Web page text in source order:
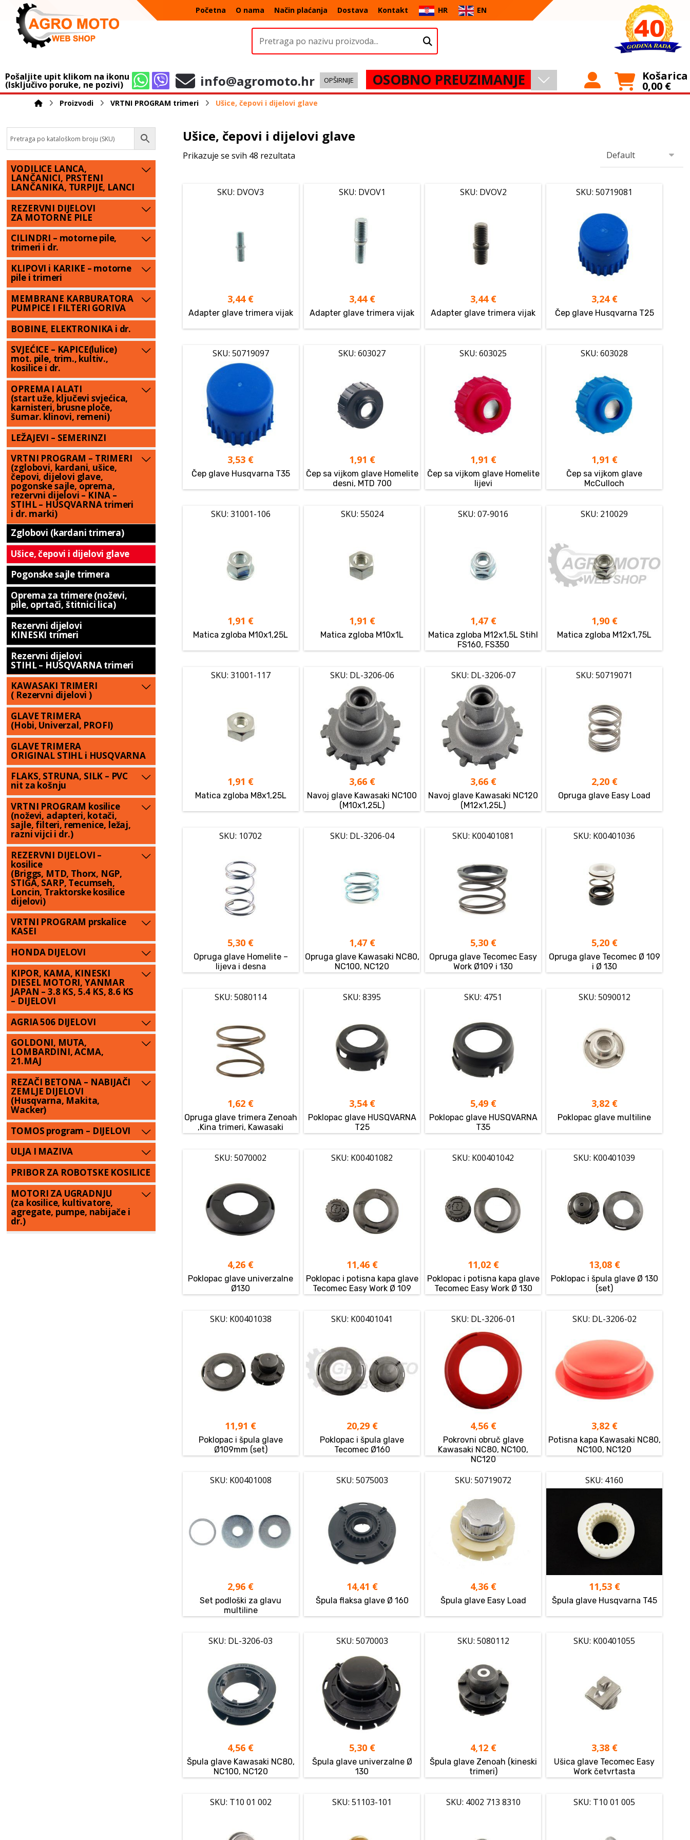
Početna O nama Način plaćanja Dostava Kontakt HR EN
Pošaljite upit klikom na ikonu
(Isključivo poruke, ne pozivi) info@agromoto.hr OPŠIRNIJE OSOBNO PREUZIMANJE Košarica
0,00 €
Proizvodi VRTNI PROGRAM trimeri Ušice, čepovi i dijelovi glave
Ušice, čepovi i dijelovi glave
Prikazuje se svih 48 rezultata
SKU: DVOV3
3,44 €
Adapter glave trimera vijak
SKU: DVOV1
3,44 €
Adapter glave trimera vijak
SKU: DVOV2
3,44 €
Adapter glave trimera vijak
SKU: 50719081
3,24 €
Čep glave Husqvarna T25
SKU: 50719097
3,53 €
Čep glave Husqvarna T35
SKU: 603027
1,91 €
Čep sa vijkom glave Homelite
desni, MTD 700
SKU: 603025
1,91 €
Čep sa vijkom glave Homelite
lijevi
SKU: 603028
1,91 €
Čep sa vijkom glave
McCulloch
SKU: 31001-106
1,91 €
Matica zgloba M10x1,25L
SKU: 55024
1,91 €
Matica zgloba M10x1L
SKU: 07-9016
1,47 €
Matica zgloba M12x1,5L Stihl
FS160, FS350
SKU: 210029
1,90 €
Matica zgloba M12x1,75L
SKU: 31001-117
1,91 €
Matica zgloba M8x1,25L
SKU: DL-3206-06
3,66 €
Navoj glave Kawasaki NC100
(M10x1,25L)
SKU: DL-3206-07
3,66 €
Navoj glave Kawasaki NC120
(M12x1,25L)
SKU: 50719071
2,20 €
Opruga glave Easy Load
SKU: 10702
5,30 €
Opruga glave Homelite –
lijeva i desna
SKU: DL-3206-04
1,47 €
Opruga glave Kawasaki NC80,
NC100, NC120
SKU: K00401081
5,30 €
Opruga glave Tecomec Easy
Work Ø109 i 130
SKU: K00401036
5,20 €
Opruga glave Tecomec Ø 109
i Ø 130
SKU: 5080114
1,62 €
Opruga glave trimera Zenoah
,Kina trimeri, Kawasaki
SKU: 8395
3,54 €
Poklopac glave HUSQVARNA
T25
SKU: 4751
5,49 €
Poklopac glave HUSQVARNA
T35
SKU: 5090012
3,82 €
Poklopac glave multiline
SKU: 5070002
4,26 €
Poklopac glave univerzalne
Ø130
SKU: K00401082
11,46 €
Poklopac i potisna kapa glave
Tecomec Easy Work Ø 109
SKU: K00401042
11,02 €
Poklopac i potisna kapa glave
Tecomec Easy Work Ø 130
SKU: K00401039
13,08 €
Poklopac i špula glave Ø 130
(set)
SKU: K00401038
11,91 €
Poklopac i špula glave
Ø109mm (set)
SKU: K00401041
20,29 €
Poklopac i špula glave
Tecomec Ø160
SKU: DL-3206-01
4,56 €
Pokrovni obruč glave
Kawasaki NC80, NC100,
NC120
SKU: DL-3206-02
3,82 €
Potisna kapa Kawasaki NC80,
NC100, NC120
SKU: K00401008
2,96 €
Set podloški za glavu
multiline
SKU: 5075003
14,41 €
Špula flaksa glave Ø 160
SKU: 50719072
4,36 €
Špula glave Easy Load
SKU: 4160
11,53 €
Špula glave Husqvarna T45
SKU: DL-3206-03
4,56 €
Špula glave Kawasaki NC80,
NC100, NC120
SKU: 5070003
5,30 €
Špula glave univerzalne Ø
130
SKU: 5080112
4,12 €
Špula glave Zenoah (kineski
trimeri)
SKU: K00401055
3,38 €
Ušica glave Tecomec Easy
Work četvrtasta
SKU: T10 01 002 SKU: 51103-101 SKU: 4002 713 8310 SKU: T10 01 005
VODILICE LANCA,
LANČANICI, PRSTENI
LANČANIKA, TURPIJE, LANCI
REZERVNI DIJELOVI
ZA MOTORNE PILE
CILINDRI – motorne pile,
trimeri i dr.
KLIPOVI i KARIKE – motorne
pile i trimeri
MEMBRANE KARBURATORA
PUMPICE I FILTERI GORIVA
BOBINE, ELEKTRONIKA i dr.
SVJEĆICE – KAPICE(lulice)
mot. pile, trim., kultiv.,
kosilice i dr.
OPREMA I ALATI
(start uže, ključevi svjećica,
karnisteri, brusne ploče,
šumar. klinovi, remeni)
LEŽAJEVI – SEMERINZI
VRTNI PROGRAM – TRIMERI
(zglobovi, kardani, ušice,
čepovi, dijelovi glave,
pogonske sajle, oprema,
rezervni dijelovi – KINA –
STIHL – HUSQVARNA trimeri
i dr. marki)
Zglobovi (kardani trimera)
Ušice, čepovi i dijelovi glave
Pogonske sajle trimera
Oprema za trimere (noževi,
pile, oprtači, štitnici lica)
Rezervni dijelovi
KINESKI trimeri
Rezervni dijelovi
STIHL – HUSQVARNA trimeri
KAWASAKI TRIMERI
( Rezervni dijelovi )
GLAVE TRIMERA
(Hobi, Univerzal, PROFI)
GLAVE TRIMERA
ORIGINAL STIHL i HUSQVARNA
FLAKS, STRUNA, SILK – PVC
nit za košnju
VRTNI PROGRAM kosilice
(noževi, adapteri, kotači,
sajle, filteri, remenice, ležaj,
razni vijci i dr.)
REZERVNI DIJELOVI –
kosilice
(Briggs, MTD, Thorx, NGP,
STIGA, SARP, Tecumseh,
Loncin, Traktorske kosilice
dijelovi)
VRTNI PROGRAM prskalice
KASEI
HONDA DIJELOVI
KIPOR, KAMA, KINESKI
DIESEL MOTORI, YANMAR
JAPAN – 3.8 KS, 5.4 KS, 8.6 KS
– DIJELOVI
AGRIA 506 DIJELOVI
GOLDONI, MUTA,
LOMBARDINI, ACMA,
21.MAJ
REZAČI BETONA – NABIJAČI
ZEMLJE DIJELOVI
(Husqvarna, Makita,
Wacker)
TOMOS program – DIJELOVI
ULJA I MAZIVA
PRIBOR ZA ROBOTSKE KOSILICE
MOTORI ZA UGRADNJU
(za kosilice, kultivatore,
agregate, pumpe, nabijače i
dr.)